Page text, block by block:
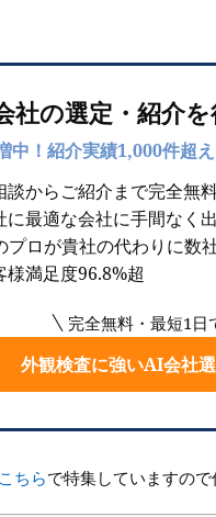
社の選定・紹介
中！紹介実績1,000件超え
談からご紹介まで完全無
に最適な会社に手間なく
プロが貴社の代わりに数
様満足度96.8%超
完全無料・最短1日
外観検査に強いAI会社
ちらで特集していますので